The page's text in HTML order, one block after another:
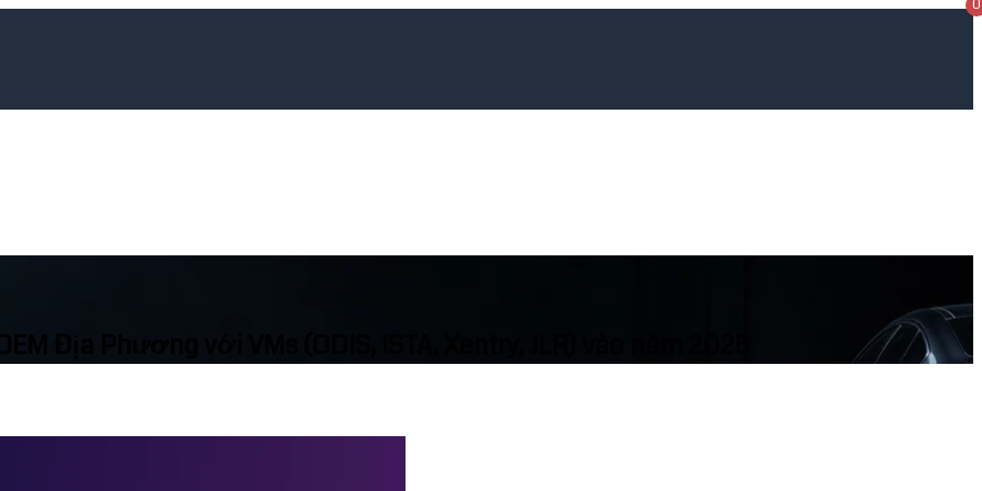
0
Địa Phương với VMs (ODIS, ISTA, Xentry, JLR) vào năm 2025